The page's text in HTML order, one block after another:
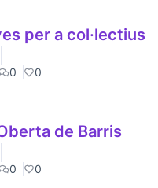
per a col·lectius
0 0
de Barris
0 0